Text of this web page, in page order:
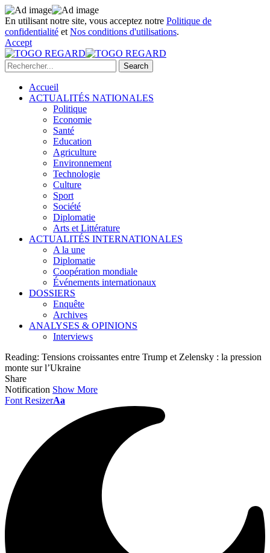
En utilisant notre site, vous acceptez notre Politique de
confidentialité et Nos conditions d'utilisations.
Accept
Accueil
ACTUALITÉS NATIONALES
Politique
Economie
Santé
Education
Agriculture
Environnement
Technologie
Culture
Sport
Société
Diplomatie
Arts et Littérature
ACTUALITÉS INTERNATIONALES
A la une
Diplomatie
Coopération mondiale
Événements internationaux
DOSSIERS
Enquête
Archives
ANALYSES & OPINIONS
Interviews
Reading: Tensions croissantes entre Trump et Zelensky : la pression
monte sur l’Ukraine
Share
Notification Show More
Font ResizerAa